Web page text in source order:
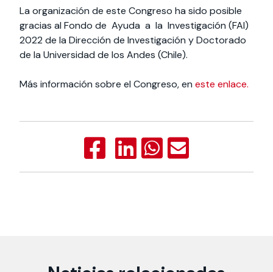
La organización de este Congreso ha sido posible
gracias al Fondo de Ayuda a la Investigación (FAI)
2022 de la Dirección de Investigación y Doctorado
de la Universidad de los Andes (Chile).
Más información sobre el Congreso, en este enlace.